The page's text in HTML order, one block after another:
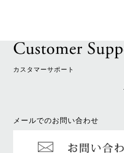
カスタマーサポート
メールでのお問い合わせ